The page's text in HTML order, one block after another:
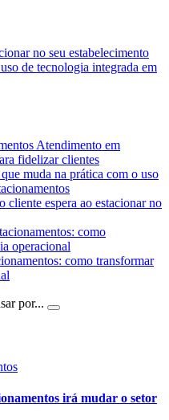
no seu estabelecimento
de tecnologia integrada em
Atendimento em
fidelizar clientes
muda na prática com o uso
cliente espera ao estacionar no
como transformar
por...
irá mudar o setor